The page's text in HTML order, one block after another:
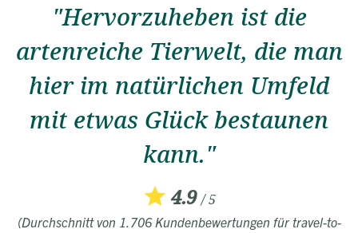
"Hervorzuheben ist die
artenreiche Tierwelt, die man
hier im natürlichen Umfeld
mit etwas Glück bestaunen
kann."
4.9/ 5
(Durchschnitt von 1.706 Kundenbewertungen für travel-to-